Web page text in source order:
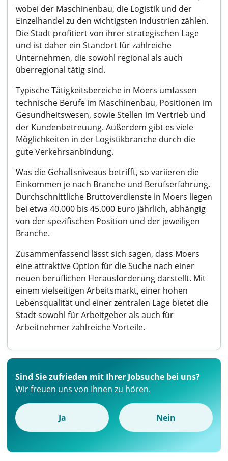
wobei der Maschinenbau, die Logistik und der
Einzelhandel zu den wichtigsten Industrien zählen.
Die Stadt profitiert von ihrer strategischen Lage
und ist daher ein Standort für zahlreiche
Unternehmen, die sowohl regional als auch
überregional tätig sind.
Typische Tätigkeitsbereiche in Moers umfassen
technische Berufe im Maschinenbau, Positionen im
Gesundheitswesen, sowie Stellen im Vertrieb und
der Kundenbetreuung. Außerdem gibt es viele
Möglichkeiten in der Logistikbranche durch die
gute Verkehrsanbindung.
Was die Gehaltsniveaus betrifft, so variieren die
Einkommen je nach Branche und Berufserfahrung.
Durchschnittliche Bruttoverdienste in Moers liegen
bei etwa 40.000 bis 45.000 Euro jährlich, abhängig
von der spezifischen Position und der jeweiligen
Branche.
Zusammenfassend lässt sich sagen, dass Moers
eine attraktive Option für die Suche nach einer
neuen beruflichen Herausforderung darstellt. Mit
einem vielseitigen Arbeitsmarkt, einer hohen
Lebensqualität und einer zentralen Lage bietet die
Stadt sowohl für Arbeitgeber als auch für
Arbeitnehmer zahlreiche Vorteile.
Sind Sie zufrieden mit Ihrer Jobsuche bei uns?
Wir freuen uns von Ihnen zu hören.
Ja Nein